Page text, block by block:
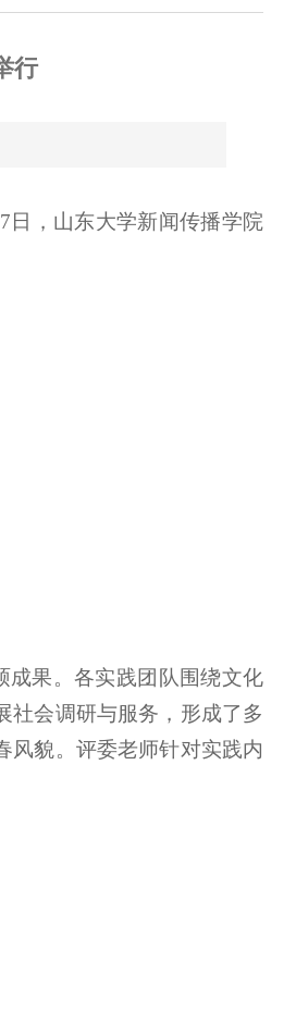
行
日，山东大学新闻传播学院
成果。各实践团队围绕文化
社会调研与服务，形成了多
风貌。评委老师针对实践内